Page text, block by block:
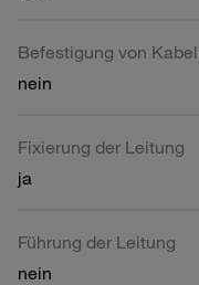
Befestigung von
nein
Fixierung der Leitung
ja
Führung der Leitung
nein